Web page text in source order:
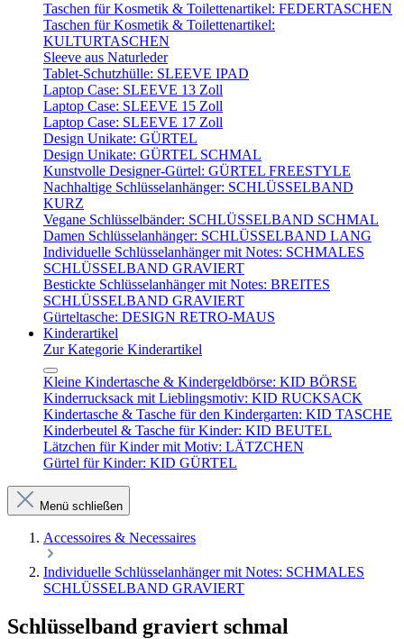
Taschen für Kosmetik & Toilettenartikel: FEDERTASCHEN
Taschen für Kosmetik & Toilettenartikel:
KULTURTASCHEN
Sleeve aus Naturleder
Tablet-Schutzhülle: SLEEVE IPAD
Laptop Case: SLEEVE 13 Zoll
Laptop Case: SLEEVE 15 Zoll
Laptop Case: SLEEVE 17 Zoll
Design Unikate: GÜRTEL
Design Unikate: GÜRTEL SCHMAL
Kunstvolle Designer-Gürtel: GÜRTEL FREESTYLE
Nachhaltige Schlüsselanhänger: SCHLÜSSELBAND
KURZ
Vegane Schlüsselbänder: SCHLÜSSELBAND SCHMAL
Damen Schlüsselanhänger: SCHLÜSSELBAND LANG
Individuelle Schlüsselanhänger mit Notes: SCHMALES
SCHLÜSSELBAND GRAVIERT
Bestickte Schlüsselanhänger mit Notes: BREITES
SCHLÜSSELBAND GRAVIERT
Gürteltasche: DESIGN RETRO-MAUS
Kinderartikel
Zur Kategorie Kinderartikel
Kleine Kindertasche & Kindergeldbörse: KID BÖRSE
Kinderrucksack mit Lieblingsmotiv: KID RUCKSACK
Kindertasche & Tasche für den Kindergarten: KID TASCHE
Kinderbeutel & Tasche für Kinder: KID BEUTEL
Lätzchen für Kinder mit Motiv: LÄTZCHEN
Gürtel für Kinder: KID GÜRTEL
Menü schließen
Accessoires & Necessaires
Individuelle Schlüsselanhänger mit Notes: SCHMALES
SCHLÜSSELBAND GRAVIERT
Schlüsselband graviert schmal